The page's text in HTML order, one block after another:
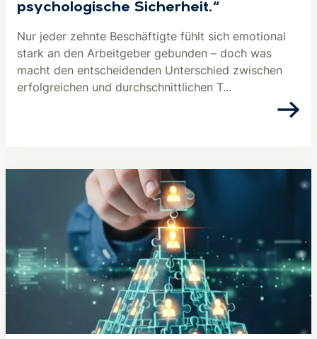
psychologische Sicherheit.“
Nur jeder zehnte Beschäftigte fühlt sich emotional
stark an den Arbeitgeber gebunden – doch was
macht den entscheidenden Unterschied zwischen
erfolgreichen und durchschnittlichen T...